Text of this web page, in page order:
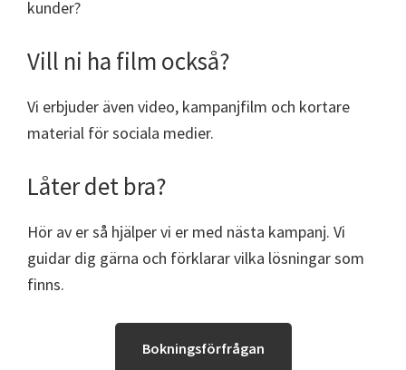
kunder?
Vill ni ha film också?
Vi erbjuder även video, kampanjfilm och kortare
material för sociala medier.
Låter det bra?
Hör av er så hjälper vi er med nästa kampanj. Vi
guidar dig gärna och förklarar vilka lösningar som
finns.
Bokningsförfrågan